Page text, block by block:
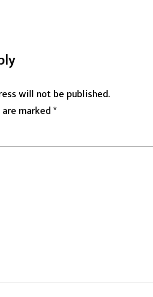
will not be published.
marked*